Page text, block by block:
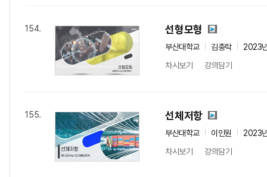
154. 선형모형
부산대학교 김충락
2023
차시보기
강의담기
155. 선체저항
부산대학교 이인원
2023
차시보기
강의담기